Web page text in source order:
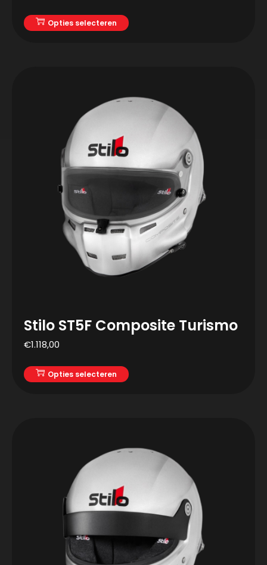
Opties selecteren
Stilo ST5F Composite Turismo
€1.118,00
Opties selecteren